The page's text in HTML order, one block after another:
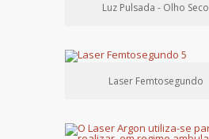
Luz Pulsada - Olho Seco
Laser Femtosegundo